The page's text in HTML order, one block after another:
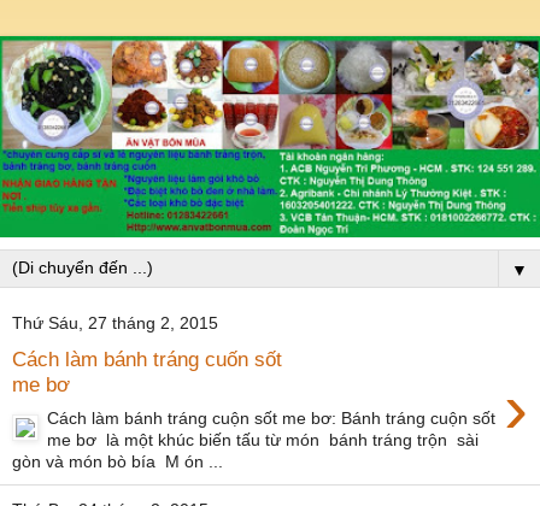
▼
Thứ Sáu, 27 tháng 2, 2015
Cách làm bánh tráng cuốn sốt
me bơ
›
Cách làm bánh tráng cuộn sốt me bơ: Bánh tráng cuộn sốt
me bơ là một khúc biến tấu từ món bánh tráng trộn sài
gòn và món bò bía M ón ...